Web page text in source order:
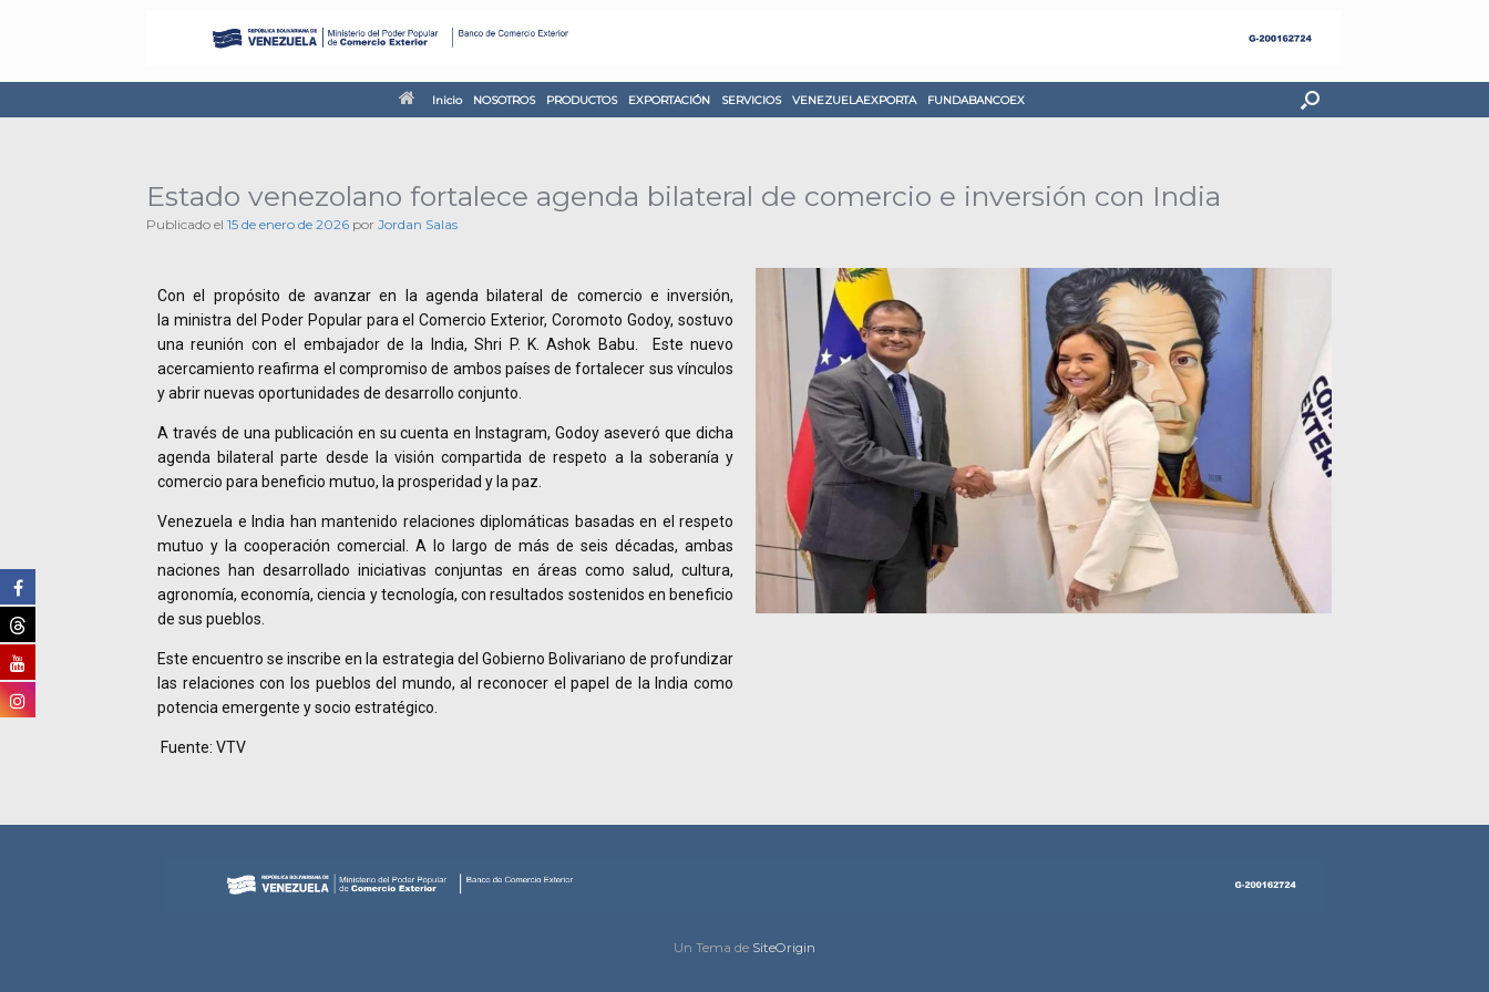
Inicio NOSOTROS PRODUCTOS EXPORTACIÓN SERVICIOS VENEZUELAEXPORTA FUNDABANCOEX
Estado venezolano fortalece agenda bilateral de comercio e inversión con India
Publicado el 15 de enero de 2026 por Jordan Salas
Con el propósito de avanzar en la agenda bilateral de comercio e inversión,
la ministra del Poder Popular para el Comercio Exterior, Coromoto Godoy, sostuvo
una reunión con el embajador de la India, Shri P. K. Ashok Babu. Este nuevo
acercamiento reafirma el compromiso de ambos países de fortalecer sus vínculos
y abrir nuevas oportunidades de desarrollo conjunto.
A través de una publicación en su cuenta en Instagram, Godoy aseveró que dicha
agenda bilateral parte desde la visión compartida de respeto a la soberanía y
comercio para beneficio mutuo, la prosperidad y la paz.
Venezuela e India han mantenido relaciones diplomáticas basadas en el respeto
mutuo y la cooperación comercial. A lo largo de más de seis décadas, ambas
naciones han desarrollado iniciativas conjuntas en áreas como salud, cultura,
agronomía, economía, ciencia y tecnología, con resultados sostenidos en beneficio
de sus pueblos.
Este encuentro se inscribe en la estrategia del Gobierno Bolivariano de profundizar
las relaciones con los pueblos del mundo, al reconocer el papel de la India como
potencia emergente y socio estratégico.
Fuente: VTV
Un Tema de SiteOrigin